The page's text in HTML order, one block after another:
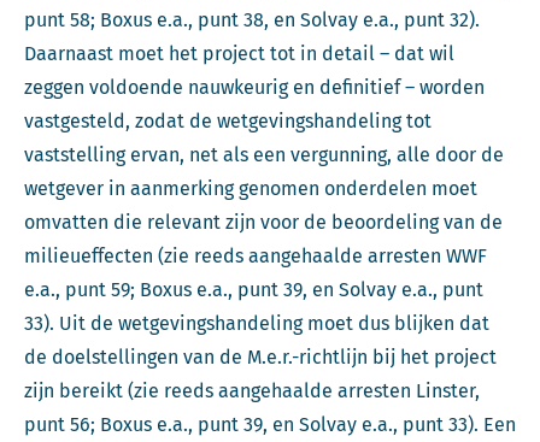
punt 58; Boxus e.a., punt 38, en Solvay e.a., punt 32).
Daarnaast moet het project tot in detail – dat wil
zeggen voldoende nauwkeurig en definitief – worden
vastgesteld, zodat de wetgevingshandeling tot
vaststelling ervan, net als een vergunning, alle door de
wetgever in aanmerking genomen onderdelen moet
omvatten die relevant zijn voor de beoordeling van de
milieueffecten (zie reeds aangehaalde arresten WWF
e.a., punt 59; Boxus e.a., punt 39, en Solvay e.a., punt
33). Uit de wetgevingshandeling moet dus blijken dat
de doelstellingen van de M.e.r.-richtlijn bij het project
zijn bereikt (zie reeds aangehaalde arresten Linster,
punt 56; Boxus e.a., punt 39, en Solvay e.a., punt 33). Een